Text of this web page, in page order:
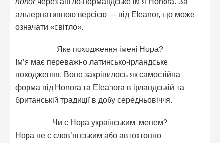
альтернативною версією — від Eleanor, що може
означати «світло».
Яке походження імені Нора?
Ім’я має переважно латинсько-ірландське
походження. Воно закріпилось як самостійна
форма від Honora та Eleanora в ірландській та
британській традиції в добу середньовіччя.
Чи є Нора українським іменем?
Нора не є слов’янським або автохтонно